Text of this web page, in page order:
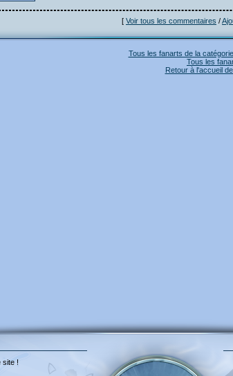
[ Voir tous les commentaires /
Tous les fanarts de la
Tous les
Retour à l'accueil
site !